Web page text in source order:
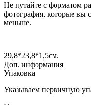
Не путайте с форматом
фотография, которые вы
меньше.
29,8*23,8*1,5см.
Доп. информация
Упаковка
Указываем первичную